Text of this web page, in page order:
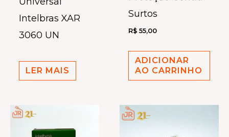
Intelbras XAR
3060 UN
LER MAIS
Surtos
R$ 55,00
ADICIONAR
AO CARRINHO